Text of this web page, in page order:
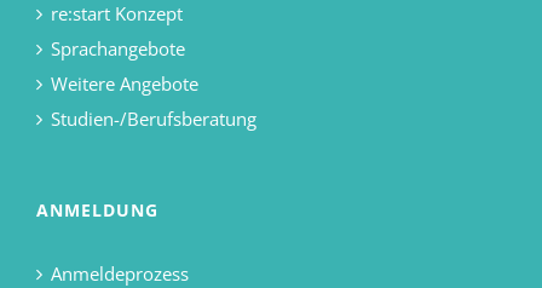
re:start Konzept
Sprachangebote
Weitere Angebote
Studien-/Berufsberatung
ANMELDUNG
Anmeldeprozess